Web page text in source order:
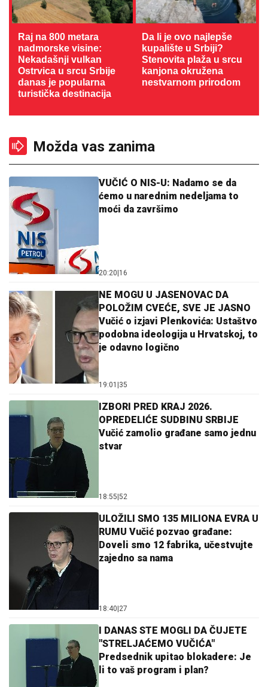
Raj na 800 metara
nadmorske visine:
Nekadašnji vulkan
Ostrvica u srcu Srbije
danas je popularna
turistička destinacija
Da li je ovo najlepše
kupalište u Srbiji?
Stenovita plaža u srcu
kanjona okružena
nestvarnom prirodom
Možda vas zanima
VUČIĆ O NIS-U: Nadamo se da
ćemo u narednim nedeljama to
moći da završimo
20:20|16
NE MOGU U JASENOVAC DA
POLOŽIM CVEĆE, SVE JE JASNO
Vučić o izjavi Plenkovića: Ustaštvo
podobna ideologija u Hrvatskoj, to
je odavno logično
19:01 |35
IZBORI PRED KRAJ 2026.
OPREDELIĆE SUDBINU SRBIJE
Vučić zamolio građane samo jednu
stvar
18:55|52
ULOŽILI SMO 135 MILIONA EVRA U
RUMU Vučić pozvao građane:
Doveli smo 12 fabrika, učestvujte
zajedno sa nama
18:40|27
I DANAS STE MOGLI DA ČUJETE
"STRELJAĆEMO VUČIĆA"
Predsednik upitao blokadere: Je
li to vaš program i plan?